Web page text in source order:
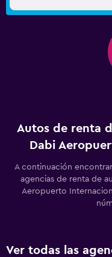
Autos de renta
Dabi
A continuación
agencias de renta de
Aeropuerto
Ver todas las